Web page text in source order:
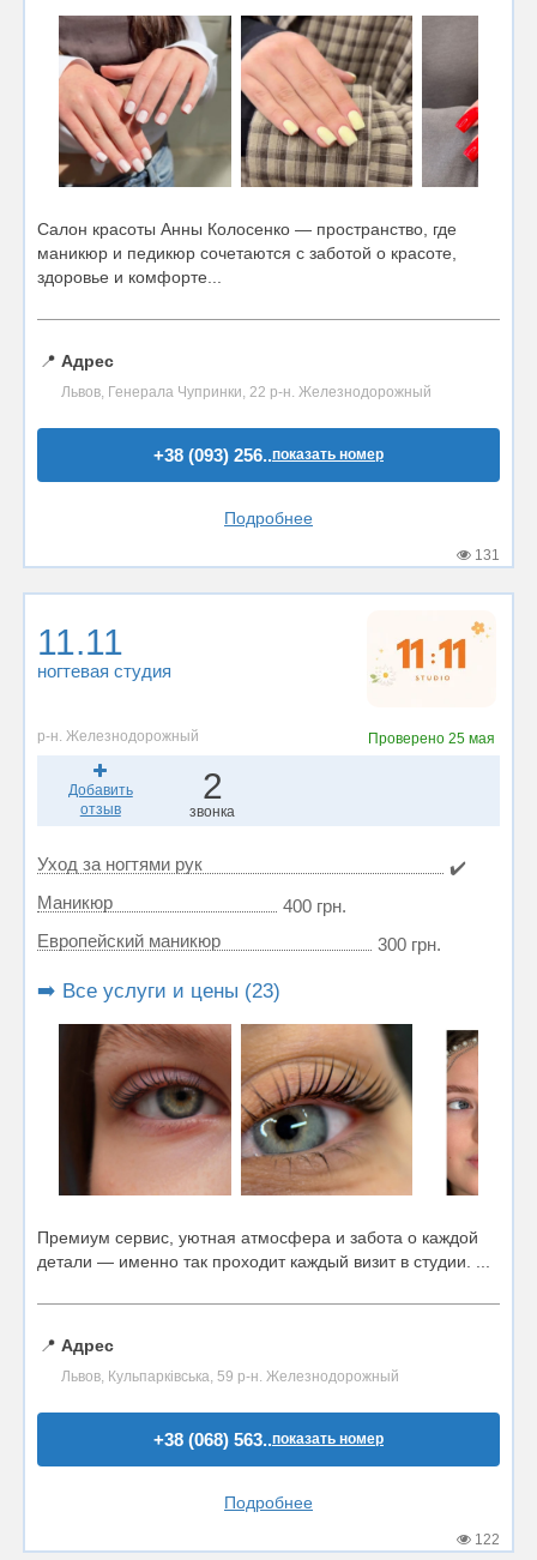
Салон красоты Анны Колосенко — пространство, где
маникюр и педикюр сочетаются с заботой о красоте,
здоровье и комфорте...
📍 Адрес
Львов, Генерала Чупринки, 22 р-н. Железнодорожный
+38 (093) 256..показать номер
Подробнее
131
11.11
ногтевая студия
р-н. Железнодорожный Проверено25 мая
Добавить
отзыв
2
звонка
Уход за ногтями рук
✔️
Маникюр
400 грн.
Европейский маникюр
300 грн.
➡️ Все услуги и цены (23)
Премиум сервис, уютная атмосфера и забота о каждой
детали — именно так проходит каждый визит в студии. ...
📍 Адрес
Львов, Кульпарківська, 59 р-н. Железнодорожный
+38 (068) 563..показать номер
Подробнее
122